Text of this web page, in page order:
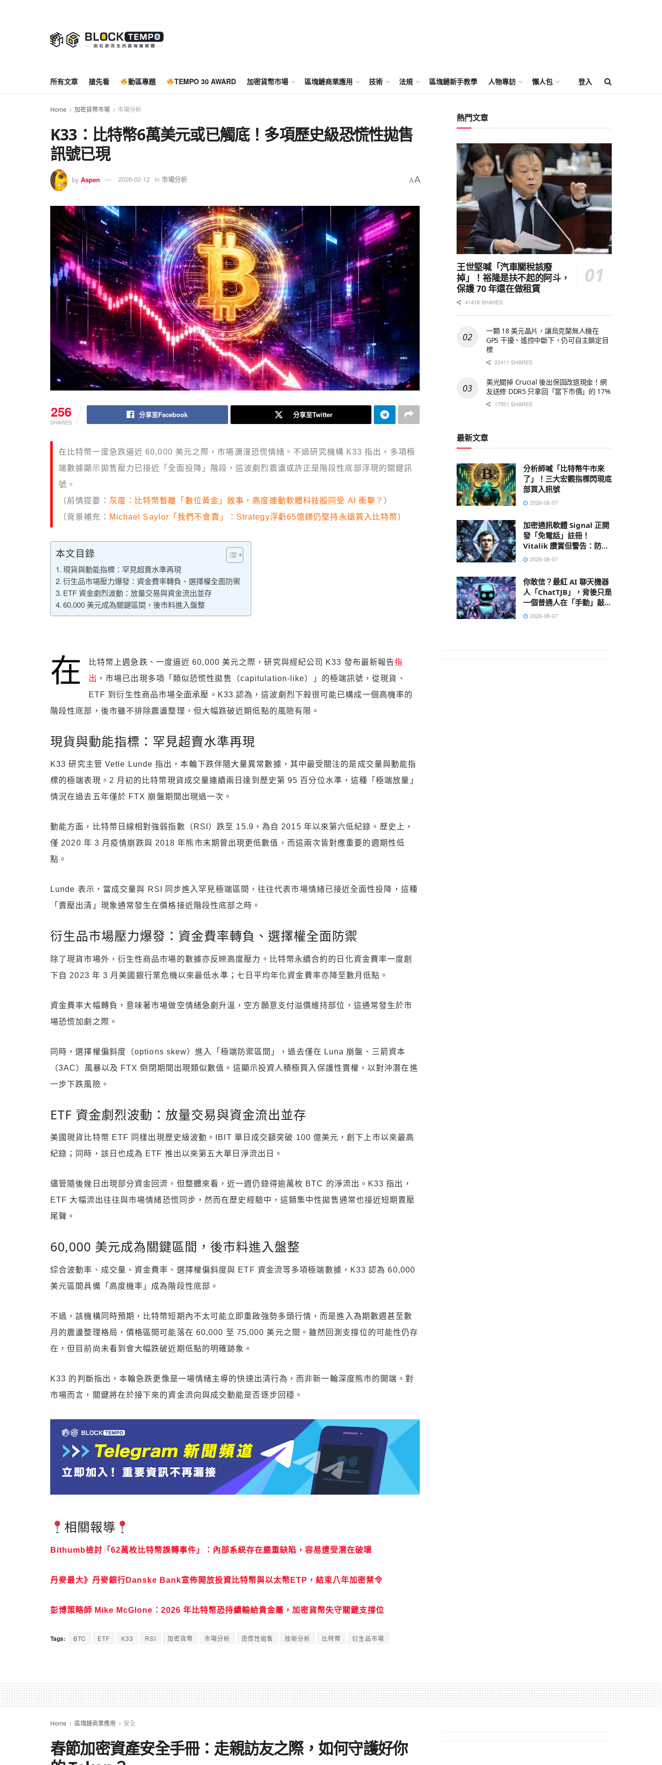
所有文章 搶先看 動區專題 TEMPO 30 AWARD 加密貨幣市場 區塊鏈商業應用 技術 法規 區塊鏈新手教學 人物專訪 懶人包 登入
Home 加密貨幣市場 市場分析
K33：比特幣6萬美元或已觸底！多項歷史級恐慌性拋售
訊號已現
by Aspen 2026-02-12 in 市場分析 AA
256
SHARES
分享至Facebook 分享至Twitter
在比特幣一度急跌逼近 60,000 美元之際，市場瀰漫恐慌情緒。不過研究機構 K33 指出，多項極
端數據顯示拋售壓力已接近「全面投降」階段，這波劇烈震盪或許正是階段性底部浮現的關鍵訊
號。
（前情提要： 灰度：比特幣暫離「數位黃金」敘事，高度連動軟體科技股同受 AI 衝擊？ ）
（背景補充： Michael Saylor「我們不會賣」：Strategy浮虧65億鎂仍堅持永遠買入比特幣）
本文目錄
現貨與動能指標：罕見超賣水準再現
衍生品市場壓力爆發：資金費率轉負、選擇權全面防禦
ETF 資金劇烈波動：放量交易與資金流出並存
60,000 美元成為關鍵區間，後市料進入盤整
在 比特幣上週急跌、一度逼近 60,000 美元之際，研究與經紀公司 K33 發布最新報告指
出 ，市場已出現多項「類似恐慌性拋售（capitulation-like）」的極端訊號，從現貨、
ETF 到衍生性商品市場全面承壓。K33 認為，這波劇烈下殺很可能已構成一個高機率的
階段性底部，後市雖不排除震盪整理，但大幅跌破近期低點的風險有限。
現貨與動能指標：罕見超賣水準再現
K33 研究主管 Vetle Lunde 指出，本輪下跌伴隨大量異常數據，其中最受關注的是成交量與動能指
標的極端表現。2 月初的比特幣現貨成交量連續兩日達到歷史第 95 百分位水準，這種「極端放量」
情況在過去五年僅於 FTX 崩盤期間出現過一次。
動能方面，比特幣日線相對強弱指數（RSI）跌至 15.9，為自 2015 年以來第六低紀錄。歷史上，
僅 2020 年 3 月疫情崩跌與 2018 年熊市末期曾出現更低數值，而這兩次皆對應重要的週期性低
點。
Lunde 表示，當成交量與 RSI 同步進入罕見極端區間，往往代表市場情緒已接近全面性投降，這種
「賣壓出清」現象通常發生在價格接近階段性底部之時。
衍生品市場壓力爆發：資金費率轉負、選擇權全面防禦
除了現貨市場外，衍生性商品市場的數據亦反映高度壓力。比特幣永續合約的日化資金費率一度創
下自 2023 年 3 月美國銀行業危機以來最低水準；七日平均年化資金費率亦降至數月低點。
資金費率大幅轉負，意味著市場做空情緒急劇升溫，空方願意支付溢價維持部位，這通常發生於市
場恐慌加劇之際。
同時，選擇權偏斜度（options skew）進入「極端防禦區間」，過去僅在 Luna 崩盤、三箭資本
（3AC）風暴以及 FTX 倒閉期間出現類似數值。這顯示投資人積極買入保護性賣權，以對沖潛在進
一步下跌風險。
ETF 資金劇烈波動：放量交易與資金流出並存
美國現貨比特幣 ETF 同樣出現歷史級波動。IBIT 單日成交額突破 100 億美元，創下上市以來最高
紀錄；同時，該日也成為 ETF 推出以來第五大單日淨流出日。
儘管隨後幾日出現部分資金回流，但整體來看，近一週仍錄得逾萬枚 BTC 的淨流出。K33 指出，
ETF 大幅流出往往與市場情緒恐慌同步，然而在歷史經驗中，這類集中性拋售通常也接近短期賣壓
尾聲。
60,000 美元成為關鍵區間，後市料進入盤整
綜合波動率、成交量、資金費率、選擇權偏斜度與 ETF 資金流等多項極端數據，K33 認為 60,000
美元區間具備「高度機率」成為階段性底部。
不過，該機構同時預期，比特幣短期內不太可能立即重啟強勢多頭行情，而是進入為期數週甚至數
月的震盪整理格局，價格區間可能落在 60,000 至 75,000 美元之間。雖然回測支撐位的可能性仍存
在，但目前尚未看到會大幅跌破近期低點的明確跡象。
K33 的判斷指出，本輪急跌更像是一場情緒主導的快速出清行為，而非新一輪深度熊市的開端。對
市場而言，關鍵將在於接下來的資金流向與成交動能是否逐步回穩。
相關報導
Bithumb檢討「62萬枚比特幣誤轉事件」：內部系統存在嚴重缺陷，容易遭受潛在破壞
丹麥最大》丹麥銀行Danske Bank宣佈開放投資比特幣與以太幣ETP，結束八年加密禁令
彭博策略師 Mike McGlone：2026 年比特幣恐持續輸給貴金屬，加密貨幣失守關鍵支撐位
Tags: BTC ETF K33 RSI 加密貨幣 市場分析 恐慌性拋售 技術分析 比特幣 衍生品市場
熱門文章
王世堅喊「汽車關稅該廢
掉」！裕隆是扶不起的阿斗，
保護 70 年還在做租賃
41418 SHARES
一顆 18 美元晶片，讓烏克蘭無人機在
GPS 干擾、遙控中斷下，仍可自主鎖定目
標
22411 SHARES
美光關掉 Crucial 後出保固改退現金！網
友送修 DDR5 只拿回「當下市價」的 17%
17501 SHARES
最新文章
分析師喊「比特幣牛市來
了」！三大宏觀指標閃現底
部買入訊號
2026-08-07
加密通訊軟體 Signal 正開
發「免電話」註冊！
Vitalik 讚賞但警告：防不
了 AI 大數據肉搜，偽匿名
2026-08-07
你敢信？最紅 AI 聊天機器
人「ChatTJB」，背後只是
一個普通人在「手動」敲出
回覆2026-08-07
Home 區塊鏈商業應用 安全
春節加密資產安全手冊：走親訪友之際，如何守護好你